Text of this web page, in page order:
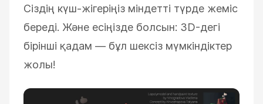
Сіздің күш-жігеріңіз міндетті түрде жеміс
береді. Және есіңізде болсын: 3D-дегі
бірінші қадам — бұл шексіз мүмкіндіктер
жолы!